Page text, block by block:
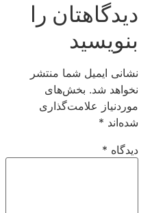
دیدگاهتان را
بنویسید
نشانی ایمیل شما منتشر
نخواهد شد. بخش‌های
موردنیاز علامت‌گذاری
شده‌اند *
دیدگاه *